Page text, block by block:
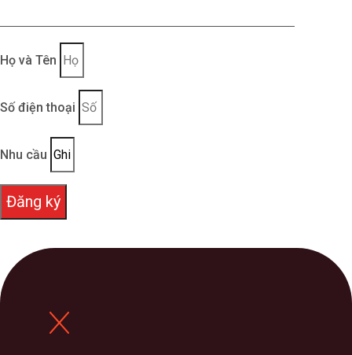
Họ và Tên
Số điện thoại
Nhu cầu
Đăng ký